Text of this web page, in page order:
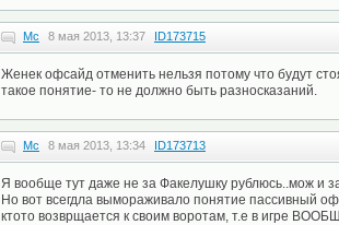
Mc 8 мая 2013, 13:37 ID173715
Женек офсайд отменить нельзя потому что будут
такое понятие- то не должно быть разносказаний.
Mc 8 мая 2013, 13:34 ID173713
Я вообще тут даже не за Факелушку рублюсь..мож и
Но вот всегдла вымораживало понятие пассивный
ктото возврщается к своим воротам, т.е в игре